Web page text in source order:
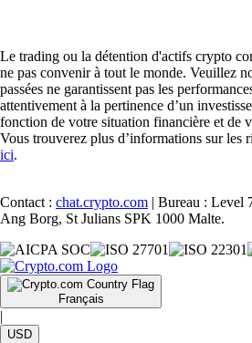
Le trading ou la détention d'actifs crypto
ne pas convenir à tout le monde. Veuillez
passées ne garantissent pas les
attentivement à la pertinence d’un
fonction de votre situation financière et de
Vous trouverez plus d’informations sur les
ici.
Contact : chat.crypto.com | Bureau : Level
Ang Borg, St Julians SPK 1000 Malte.
Français
|
USD